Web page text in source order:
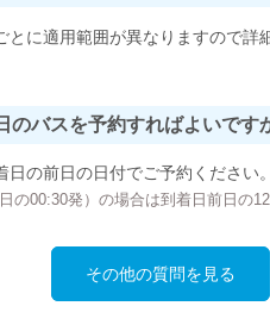
に適用範囲が異なりますので詳
のバスを予約すればよいです
の前日の日付でご予約ください。
の00:30発）の場合は到着日前日の
その他の質問を見る